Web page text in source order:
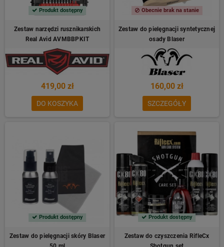
Produkt dostępny
Zestaw narzędzi rusznikarskich
Real Avid AVMBBPKIT
419,00 zł
DO KOSZYKA
Obecnie brak na stanie
Zestaw do pielęgnacji syntetycznej
osady Blaser
160,00 zł
SZCZEGÓŁY
Produkt dostępny
Zestaw do pielęgnacji skóry Blaser
Produkt dostępny
Zestaw do czyszczenia RifleCx